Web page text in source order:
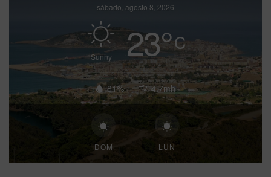
sábado, agosto 8, 2026
Sunny 23°C
81% 4.7mh
DOM LUN